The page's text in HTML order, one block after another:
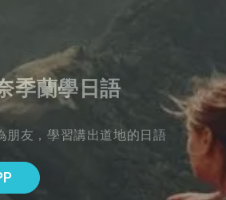
季蘭學日語
朋友，學習講出道地的日語